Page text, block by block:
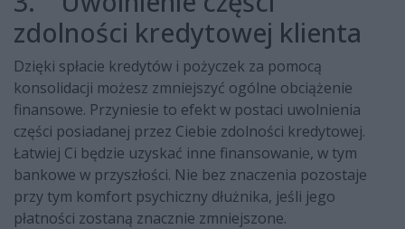
zdolności kredytowej klienta
Dzięki spłacie kredytów i pożyczek za pomocą
konsolidacji możesz zmniejszyć ogólne obciążenie
finansowe. Przyniesie to efekt w postaci uwolnienia
części posiadanej przez Ciebie zdolności kredytowej.
Łatwiej Ci będzie uzyskać inne finansowanie, w tym
bankowe w przyszłości. Nie bez znaczenia pozostaje
przy tym komfort psychiczny dłużnika, jeśli jego
płatności zostaną znacznie zmniejszone.